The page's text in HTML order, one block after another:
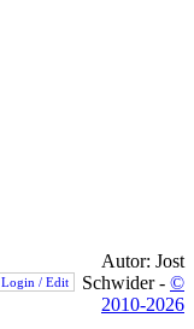
Login / Edit
Autor: Jost
Schwider - ©
2010-2026